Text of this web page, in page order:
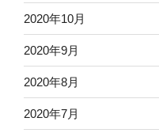
2020年10月
2020年9月
2020年8月
2020年7月